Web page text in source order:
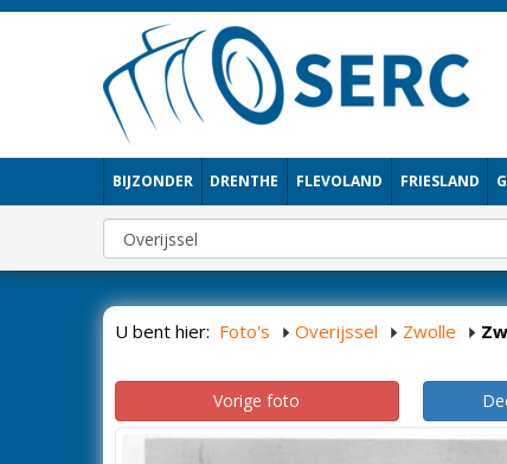
BIJZONDER DRENTHE FLEVOLAND FRIESLAND
U bent hier: Foto's Overijssel Zwolle
Vorige foto